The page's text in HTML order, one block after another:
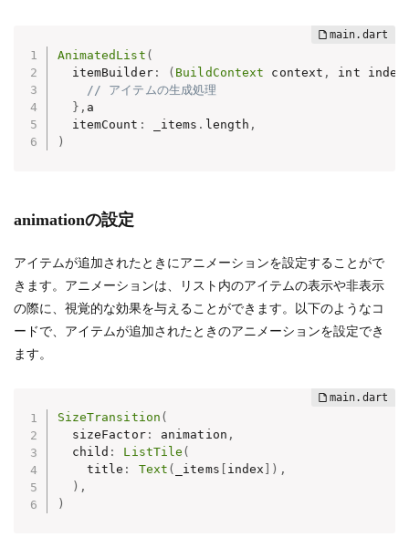
AnimatedList (
  itemBuilder
: ( BuildContext context , int index
// アイテムの生成処理
} , a
  itemCount
: _items . length ,
)
animationの設定
アイテムが追加されたときにアニメーションを設定することがで
きます。アニメーションは、リスト内のアイテムの表示や非表示
の際に、視覚的な効果を与えることができます。以下のようなコ
ードで、アイテムが追加されたときのアニメーションを設定でき
ます。
SizeTransition (
  sizeFactor
: animation ,
  child
: ListTile (
    title
: Text ( _items index ) ,
) ,
)